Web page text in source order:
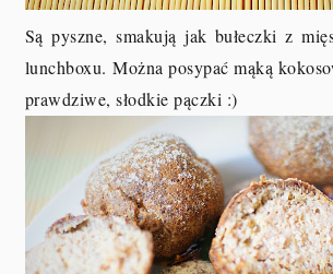
Są pyszne, smakują jak bułeczki z
lunchboxu.Można posypać mąką
prawdziwe, słodkie pączki :)